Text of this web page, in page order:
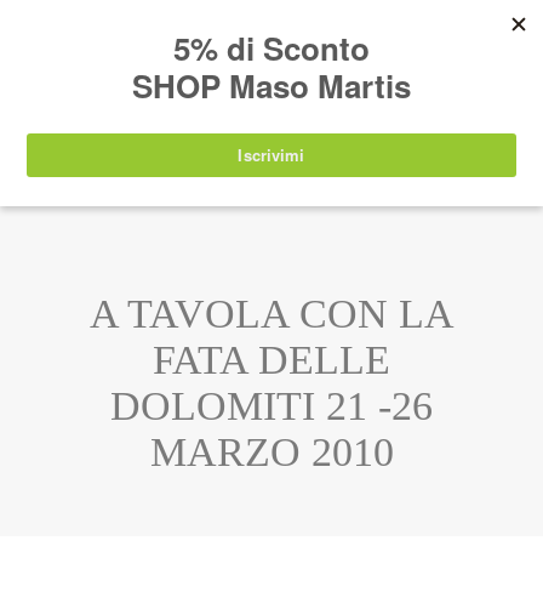
IT EN DE SHOP
A TAVOLA CON LA
FATA DELLE
DOLOMITI 21 -26
MARZO 2010
nuovamente disponibili a partire da
agosto 2026.